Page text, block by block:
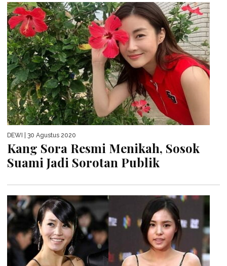
DEWI | 30 Agustus 2020
Kang Sora Resmi Menikah, Sosok
Suami Jadi Sorotan Publik